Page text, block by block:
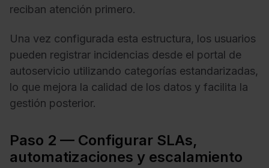
reciban atención primero.
Una vez configurada esta estructura, los usuarios
pueden registrar incidencias desde el portal de
autoservicio utilizando categorías estandarizadas,
lo que mejora la calidad de los datos y facilita la
gestión posterior.
Paso 2 — Configurar SLAs,
automatizaciones y escalamiento